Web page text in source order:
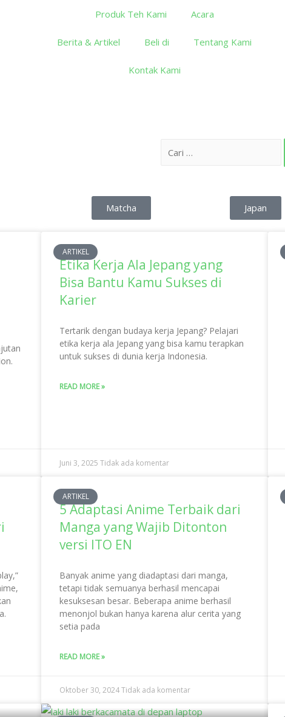
Produk Teh Kami Acara
Berita & Artikel Beli di Tentang Kami
Kontak Kami
Matcha Japan
ARTIKEL
Etika Kerja Ala Jepang yang
Bisa Bantu Kamu Sukses di
Karier
Tertarik dengan budaya kerja Jepang? Pelajari
etika kerja ala Jepang yang bisa kamu terapkan
untuk sukses di dunia kerja Indonesia.
READ MORE »
Juni 3, 2025Tidak ada komentar
ARTIKEL
5 Adaptasi Anime Terbaik dari
Manga yang Wajib Ditonton
versi ITO EN
Banyak anime yang diadaptasi dari manga,
tetapi tidak semuanya berhasil mencapai
kesuksesan besar. Beberapa anime berhasil
menonjol bukan hanya karena alur cerita yang
setia pada
READ MORE »
Oktober 30, 2024Tidak ada komentar